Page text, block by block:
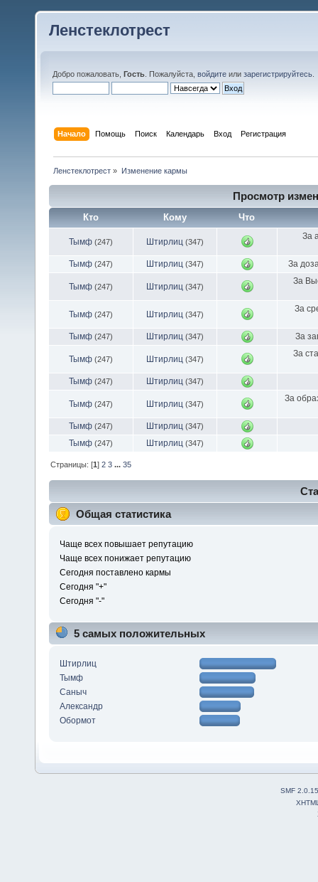
Ленстеклотрест
Добро пожаловать, Гость . Пожалуйста, войдите или зарегистрируйтесь
Начало Помощь Поиск Календарь Вход Регистрация
Ленстеклотрест » Изменение кармы
Просмотр
Кто Кому Что
Тымф (247) Штирлиц (347)
За
Тымф (247) Штирлиц (347) За
Тымф (247) Штирлиц (347)
За
Тымф (247) Штирлиц (347)
За
Тымф (247) Штирлиц (347) За
Тымф (247) Штирлиц (347)
За
Тымф (247) Штирлиц (347)
Тымф (247) Штирлиц (347)
За
Тымф (247) Штирлиц (347)
Тымф (247) Штирлиц (347)
Страницы: [1]2 3 ...35
Общая статистика
Чаще всех повышает репутацию
Чаще всех понижает репутацию
Сегодня поставлено кармы
Сегодня "+"
Сегодня "-"
5 самых положительных
Штирлиц
Тымф
Саныч
Александр
Обормот
SMF 2.0.15